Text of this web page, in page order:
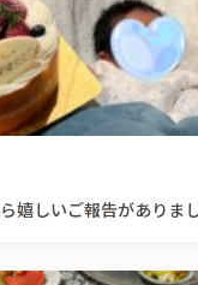
嬉しいご報告がありま